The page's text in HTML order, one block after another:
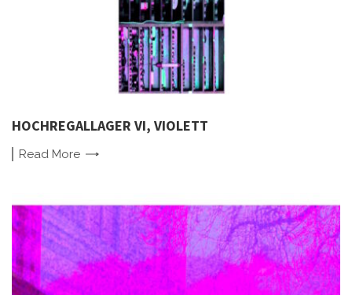
HOCHREGALLAGER VI, VIOLETT
Read More